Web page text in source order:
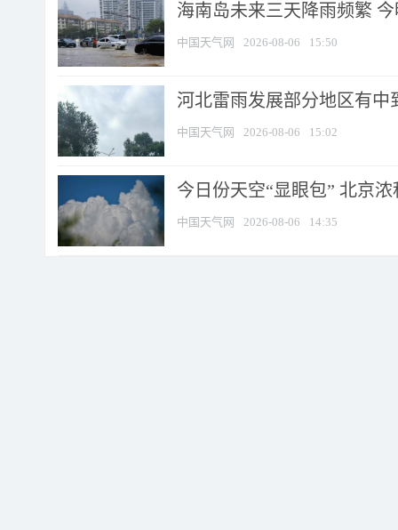
海南岛未来三天降雨频繁
中国天气网 2026-08-06 15:50
河北雷雨发展部分地区有中
中国天气网 2026-08-06 15:02
今日份天空“显眼包” 北京
中国天气网 2026-08-06 14:35